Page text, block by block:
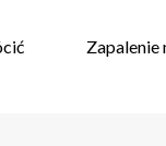
Zapalenie